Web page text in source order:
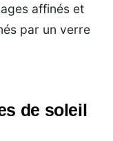
affinés et
par un verre
de soleil